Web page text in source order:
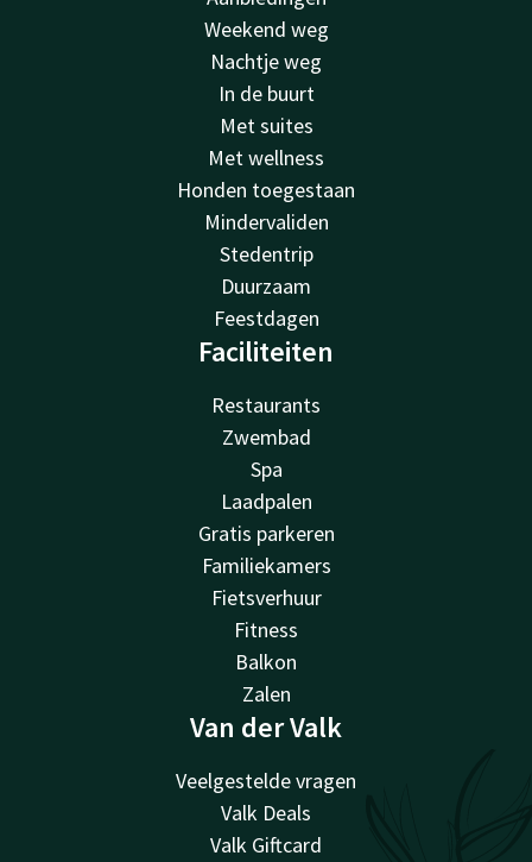
Weekend weg
Nachtje weg
In de buurt
Met suites
Met wellness
Honden toegestaan
Mindervaliden
Stedentrip
Duurzaam
Feestdagen
Faciliteiten
Restaurants
Zwembad
Spa
Laadpalen
Gratis parkeren
Familiekamers
Fietsverhuur
Fitness
Balkon
Zalen
Van der Valk
Veelgestelde vragen
Valk Deals
Valk Giftcard